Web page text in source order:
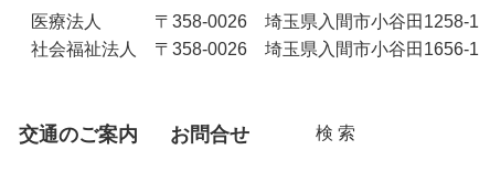
医療法人 〒358-0026 埼玉県入間市小谷田1258-1
社会福祉法人 〒358-0026 埼玉県入間市小谷田1656-1
交通のご案内 お問合せ 検 索